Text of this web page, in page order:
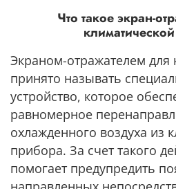
Что такое экран-
Экраном-отражателем для
принято называть
устройство, которое
равномерное
охлажденного воздуха из
прибора. За счет такого
помогает предупредить